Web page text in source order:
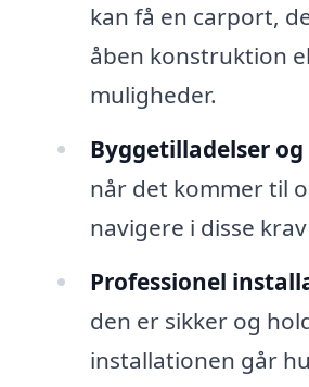
kan få en carport,
åben konstruktion
muligheder.
Byggetilladelser
når det kommer til
navigere i disse
Professionel
den er sikker og
installationen går